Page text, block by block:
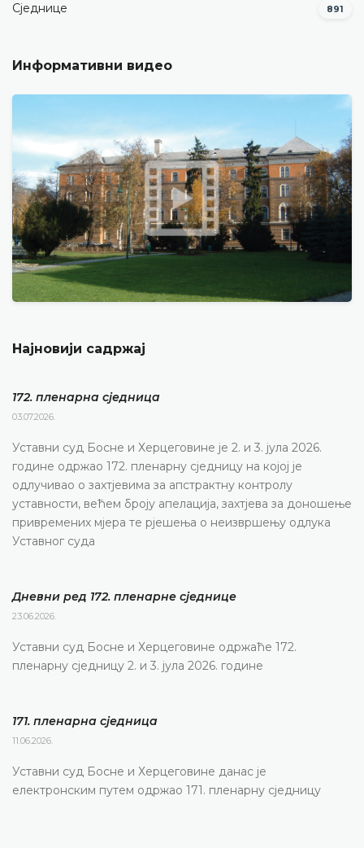
Сједнице 891
Информативни видео
Најновији садржај
172. пленарна сједницa
03.07.2026.
Уставни суд Босне и Херцеговине је 2. и 3. јула 2026.
године одржао 172. пленарну сједницу на којој је
одлучивао о захтјевима за апстрактну контролу
уставности, већем броју апелација, захтјева за доношење
привремених мјера те рјешења о неизвршењу одлука
Уставног суда
Дневни ред 172. пленарне сједнице
23.06.2026.
Уставни суд Босне и Херцеговине одржаће 172.
пленарну сједницу 2. и 3. јула 2026. године
171. пленарна сједницa
11.06.2026.
Уставни суд Босне и Херцеговине данас је
електронским путем одржао 171. пленарну сједницу